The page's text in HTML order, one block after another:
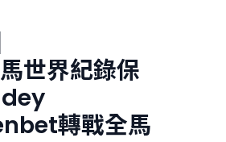
世界紀錄保
轉戰全馬